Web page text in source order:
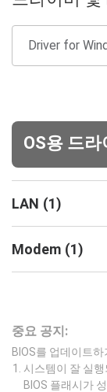
OS용 드라
LAN (1)
Modem (1)
중요 공지:
BIOS를 업데이트
시스템이 잘 실
BIOS 플래시가